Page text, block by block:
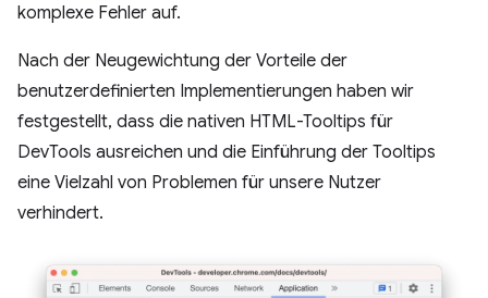
komplexe Fehler auf.
Nach der Neugewichtung der Vorteile der
benutzerdefinierten Implementierungen haben wir
festgestellt, dass die nativen HTML-Tooltips für
DevTools ausreichen und die Einführung der Tooltips
eine Vielzahl von Problemen für unsere Nutzer
verhindert.